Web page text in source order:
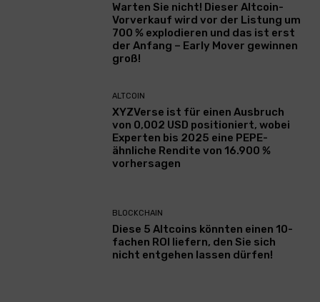
Warten Sie nicht! Dieser Altcoin-
Vorverkauf wird vor der Listung um
700 % explodieren und das ist erst
der Anfang – Early Mover gewinnen
groß!
ALTCOIN
XYZVerse ist für einen Ausbruch
von 0,002 USD positioniert, wobei
Experten bis 2025 eine PEPE-
ähnliche Rendite von 16.900 %
vorhersagen
BLOCKCHAIN
Diese 5 Altcoins könnten einen 10-
fachen ROI liefern, den Sie sich
nicht entgehen lassen dürfen!